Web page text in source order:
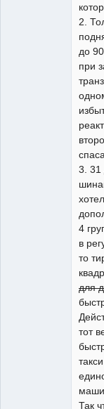
2.
до
при
3. 31
4
в
то
для
тот
Так